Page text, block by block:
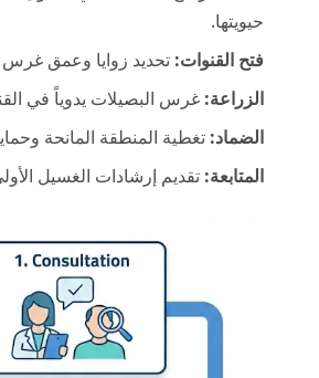
حيويتها.
فتح القنوات: تحديد زوايا وعمق غرس
الزراعة: غرس البصيلات يدوياً في
الضماد: تغطية المنطقة المانحة
المتابعة: تقديم إرشادات الغسيل